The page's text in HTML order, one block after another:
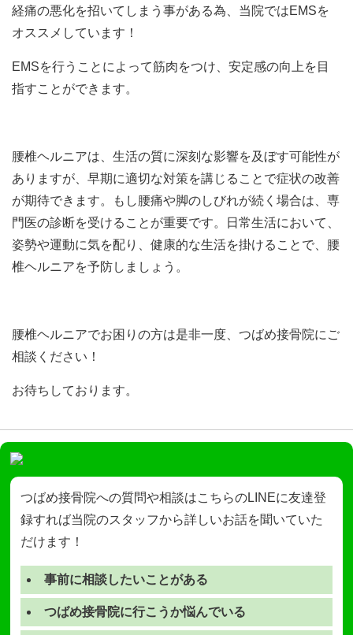
経痛の悪化を招いてしまう事がある為、当院ではEMSを
オススメしています！
EMSを行うことによって筋肉をつけ、安定感の向上を目
指すことができます。
腰椎ヘルニアは、生活の質に深刻な影響を及ぼす可能性が
ありますが、早期に適切な対策を講じることで症状の改善
が期待できます。もし腰痛や脚のしびれが続く場合は、専
門医の診断を受けることが重要です。日常生活において、
姿勢や運動に気を配り、健康的な生活を掛けることで、腰
椎ヘルニアを予防しましょう。
腰椎ヘルニアでお困りの方は是非一度、つばめ接骨院にご
相談ください！
お待ちしております。
つばめ接骨院への質問や相談はこちらのLINEに友達登
録すれば当院のスタッフから詳しいお話を聞いていた
だけます！
事前に相談したいことがある
つばめ接骨院に行こうか悩んでいる